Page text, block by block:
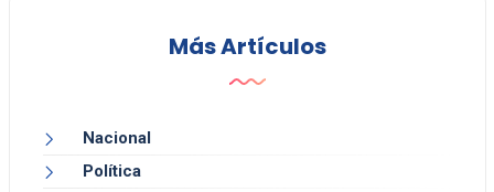
Más Artículos
Nacional
Política